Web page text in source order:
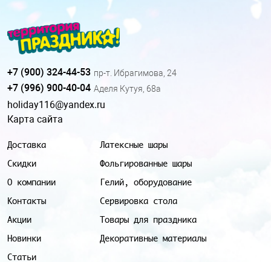
Доставка
Скидки
О компании
Контакты
Акции
Новинки
Статьи
Латексные шары
Фольгированные шары
Гелий, оборудование
Сервировка стола
Товары для праздника
Декоративные материалы
+7 (900) 324-44-53 пр-т. Ибрагимова, 24
+7 (996) 900-40-04 Аделя Кутуя, 68а
holiday116@yandex.ru
Карта сайта